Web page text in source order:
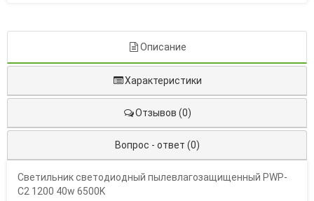
Описание
Характеристики
Отзывов (0)
Вопрос - ответ (0)
Светильник светодиодный пылевлагозащищенный PWP-
С2 1200 40w 6500K